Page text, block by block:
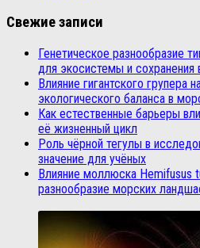
Свежие записи
Генетическое разнообразие
для экосистемы и сохранения
Влияние гигантского групера
экологического баланса в
Как естественные барьеры
её жизненный цикл
Роль чёрной тегулы в
значение для учёных
Влияние моллюска Hemifusus
разнообразие морских